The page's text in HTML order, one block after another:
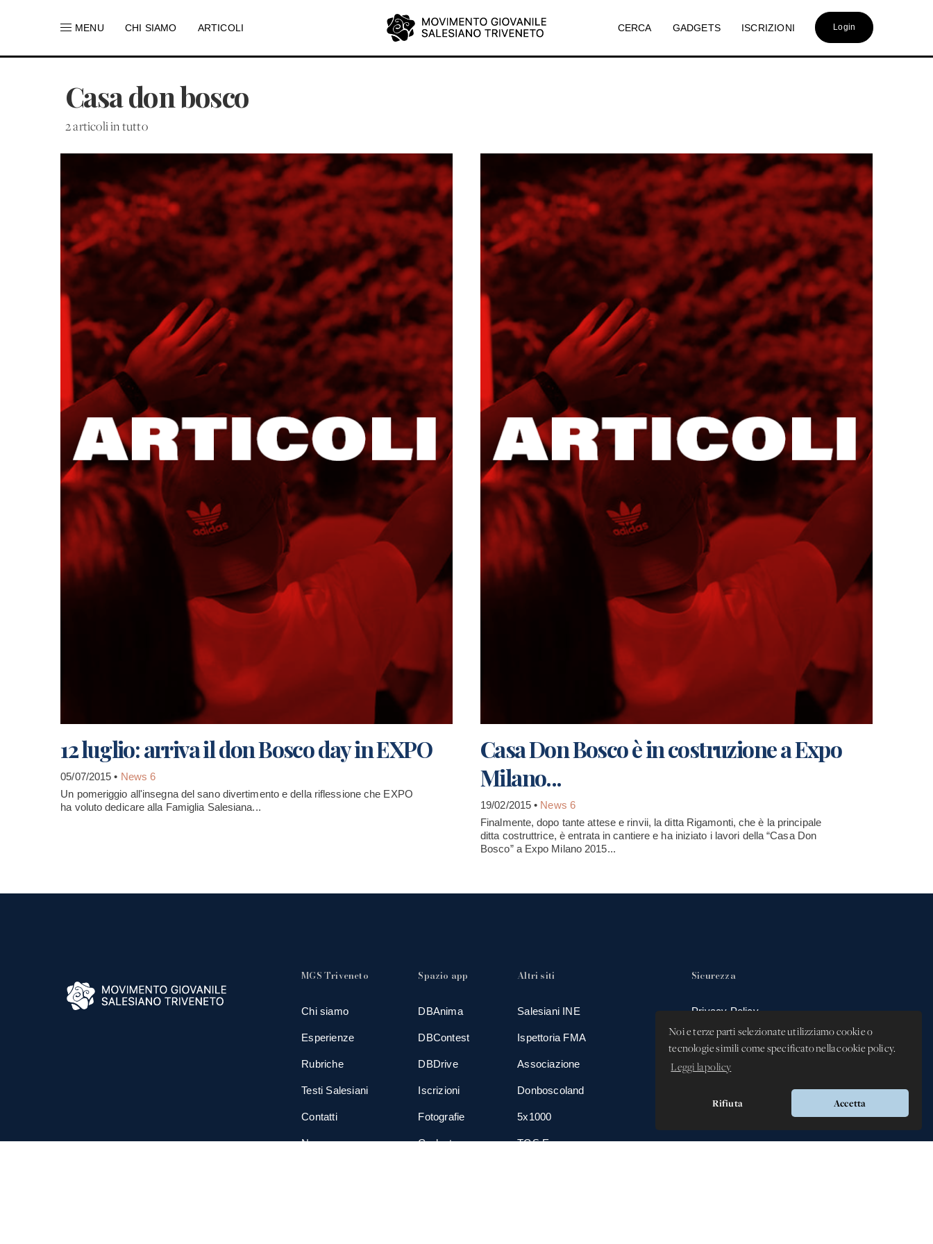
Noi e terze parti selezionate utilizziamo cookie o
tecnologie simili come specificato nella cookie policy.
Leggi la policy
Rifiuta Accetta
MENU CHI SIAMO ARTICOLI CERCA GADGETS ISCRIZIONI Login
Casa don bosco
2 articoli in tutto
12 luglio: arriva il don Bosco day in EXPO
05/07/2015 • News 6
Un pomeriggio all'insegna del sano divertimento e della riflessione che EXPO
ha voluto dedicare alla Famiglia Salesiana...
Casa Don Bosco è in costruzione a Expo
Milano...
19/02/2015 • News 6
Finalmente, dopo tante attese e rinvii, la ditta Rigamonti, che è la principale
ditta costruttrice, è entrata in cantiere e ha iniziato i lavori della “Casa Don
Bosco” a Expo Milano 2015...
MGS Triveneto
Chi siamo
Esperienze
Rubriche
Testi Salesiani
Contatti
News
Spazio app
DBAnima
DBContest
DBDrive
Iscrizioni
Fotografie
Gadgets
Altri siti
Salesiani INE
Ispettoria FMA
Associazione
Donboscoland
5x1000
TGS Eurogroup
Sicurezza
Privacy Policy
Whistleblowing -
Segnalazione illeciti